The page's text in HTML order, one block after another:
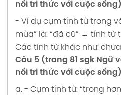
nối tri thức với cuộc
- Ví dụ cụm tính từ trong
mùa” là: “đã cũ” → tính từ
Các tính từ khác như:
Câu 5 (trang 81 sgk Ngữ
nối tri thức với cuộc
a. - Cụm tính từ: “trong